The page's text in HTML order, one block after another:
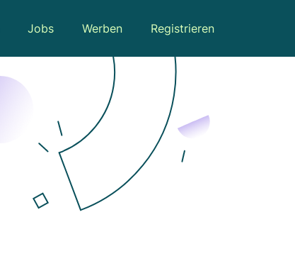
Jobs Werben Registrieren